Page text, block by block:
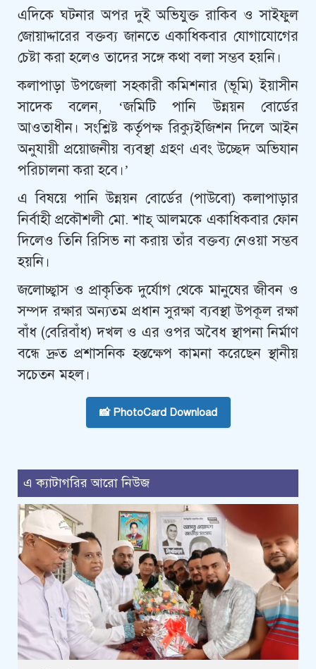
এদিকে ঘটনার অপর দুই অভিযুক্ত রাকিব ও সাইফুল
জোয়াদ্দারের বক্তব্য জানতে একাধিকবার যোগাযোগের
চেষ্টা করা হলেও তাদের সঙ্গে কথা বলা সম্ভব হয়নি।
কলাপাড়া উপজেলা সহকারী কমিশনার (ভূমি) ইয়াসীন
সাদেক বলেন, ‘জমিটি পানি উন্নয়ন বোর্ডের
আওতাধীন। সংশ্লিষ্ট কর্তৃপক্ষ রিক্যুইজিশন দিলে আইন
অনুযায়ী প্রয়োজনীয় ব্যবস্থা গ্রহণ এবং উচ্ছেদ অভিযান
পরিচালনা করা হবে।’
এ বিষয়ে পানি উন্নয়ন বোর্ডের (পাউবো) কলাপাড়ার
নির্বাহী প্রকৌশলী মো. শাহ্ আলমকে একাধিকবার ফোন
দিলেও তিনি রিসিভ না করায় তাঁর বক্তব্য নেওয়া সম্ভব
হয়নি।
জলোচ্ছ্বাস ও প্রাকৃতিক দুর্যোগ থেকে মানুষের জীবন ও
সম্পদ রক্ষার অন্যতম প্রধান সুরক্ষা ব্যবস্থা উপকূল রক্ষা
বাঁধ (বেরিবাঁধ) দখল ও এর ওপর অবৈধ স্থাপনা নির্মাণ
বন্ধে দ্রুত প্রশাসনিক হস্তক্ষেপ কামনা করেছেন স্থানীয়
সচেতন মহল।
📸 PhotoCard Download
এ ক্যাটাগরির আরো নিউজ